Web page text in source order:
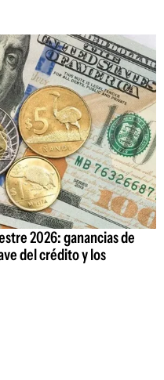
2026: ganancias de
del crédito y los